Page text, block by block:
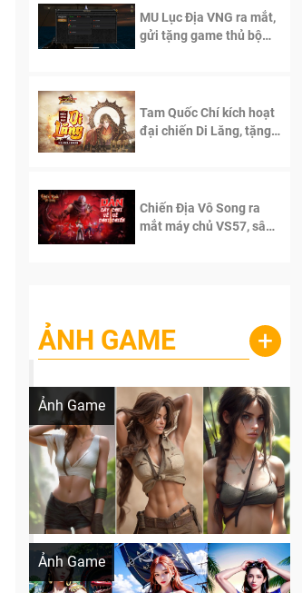
MU Lục Địa VNG ra mắt,
gửi tặng game thủ bộ
Tam Quốc Chí kích hoạt
đại chiến Di Lăng, tặng
Chiến Địa Vô Song ra
mắt máy chủ VS57, sân
ẢNH GAME +
Ảnh Game
Lala Croft vừa nóng vừa xinh dưới nét vẽ
Ảnh Game
Khi AI Cosplay gái đẹp One Piece